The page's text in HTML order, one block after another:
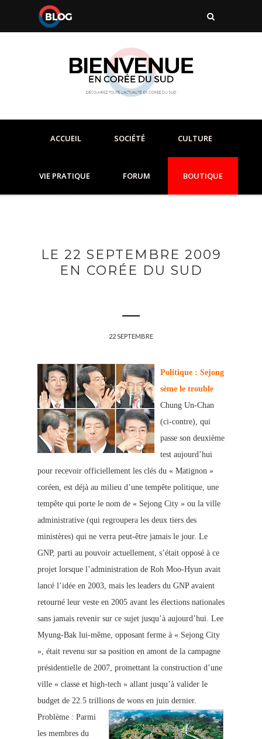
ACCUEIL SOCIÉTÉ CULTURE
VIE PRATIQUE FORUM BOUTIQUE
LE 22 SEPTEMBRE 2009
EN CORÉE DU SUD
22 SEPTEMBRE
Politique : Sejong
sème le trouble
Chung Un-Chan
(ci-contre), qui
passe son deuxième
test aujourd’hui
pour recevoir officiellement les clés du « Matignon »
coréen, est déjà au milieu d’une tempête politique, une
tempête qui porte le nom de « Sejong City » ou la ville
administrative (qui regroupera les deux tiers des
ministères) qui ne verra peut-être jamais le jour. Le
GNP, parti au pouvoir actuellement, s’était opposé à ce
projet lorsque l’administration de Roh Moo-Hyun avait
lancé l’idée en 2003, mais les leaders du GNP avaient
retourné leur veste en 2005 avant les élections nationales
sans jamais revenir sur ce sujet jusqu’à aujourd’hui. Lee
Myung-Bak lui-même, opposant ferme à « Sejong City
», était revenu sur sa position en amont de la campagne
présidentielle de 2007, promettant la construction d’une
ville « classe et high-tech » allant jusqu’à valider le
budget de 22.5 trillions de wons en juin dernier.
Problème : Parmi
les membres du